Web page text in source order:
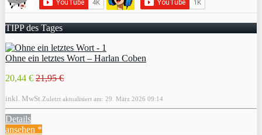
TIPP des Tages
Ohne ein letztes Wort – Harlan Coben
20,44 € 21,95 €
inkl. MwSt. Zuletzt aktualisiert am: 29. März 2026 09:14
Details
ansehen *